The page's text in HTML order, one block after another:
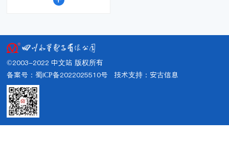
©2003-2022 中文站 版权所有
备案号：蜀ICP备2022025510号 技术支持： 安古信息